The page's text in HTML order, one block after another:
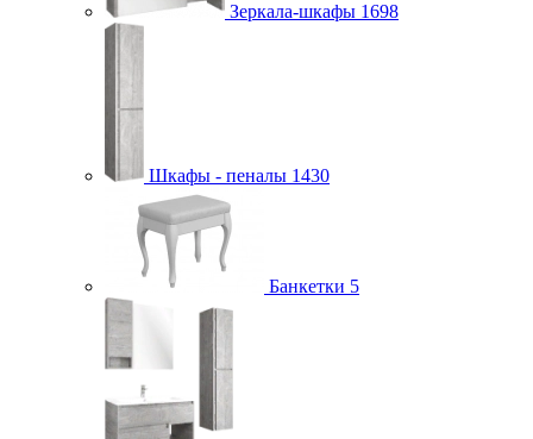
Зеркала-шкафы 1698
Шкафы - пеналы 1430
Банкетки 5